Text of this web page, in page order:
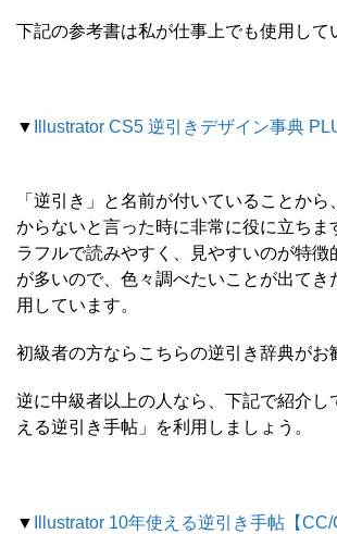
下記の参考書は私が仕事上でも使用して
▼ Illustrator CS5 逆引きデザイン事典
「逆引き」と名前が付いていることか
からないと言った時に非常に役に立ちま
ラフルで読みやすく、見やすいのが特徴
が多いので、色々調べたいことが出てき
用しています。
初級者の方ならこちらの逆引き辞典がお
逆に中級者以上の人なら、下記で紹介し
える逆引き手帖」を利用しましょう。
▼
Illustrator 10年使える逆引き手帖【CC/